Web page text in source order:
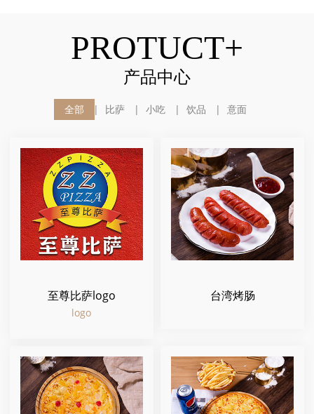
PROTUCT+
产品中心
全部 比萨 小吃 饮品 意面
至尊比萨logo
logo
台湾烤肠